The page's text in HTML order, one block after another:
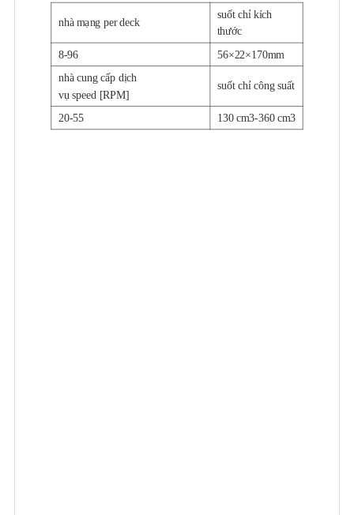
nhà mạng per deck
suốt chỉ kích
thước
8-96
56×22×170mm
nhà cung cấp dịch
vụ speed [RPM]
suốt chỉ công suất
20-55 130 cm3-360 cm3